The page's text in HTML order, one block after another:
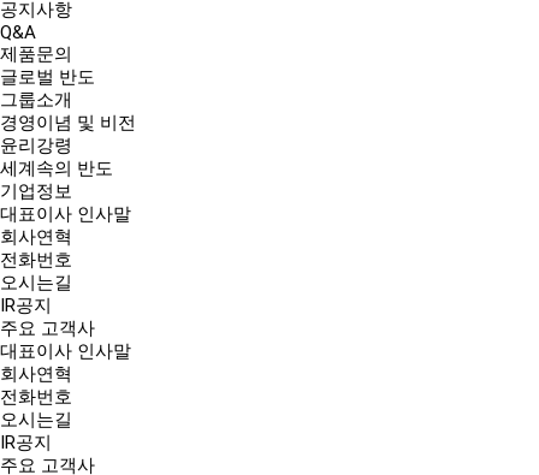
공지사항
Q&A
제품문의
글로벌 반도
그룹소개
경영이념 및 비전
윤리강령
세계속의 반도
기업정보
대표이사 인사말
회사연혁
전화번호
오시는길
IR공지
주요 고객사
대표이사 인사말
회사연혁
전화번호
오시는길
IR공지
주요 고객사